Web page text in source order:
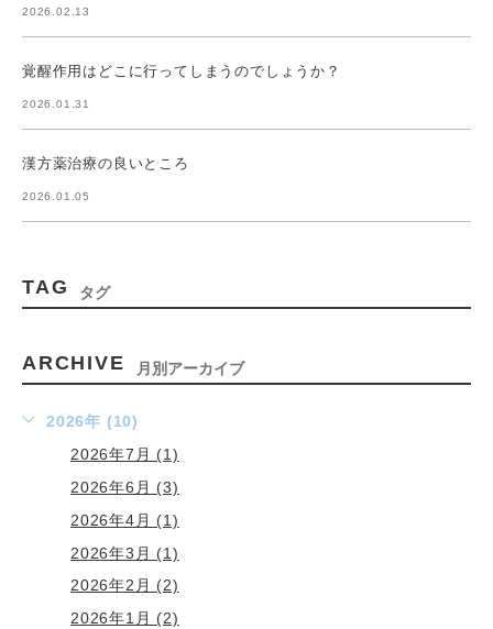
2026.02.13
覚醒作用はどこに行ってしまうのでしょうか？
2026.01.31
漢方薬治療の良いところ
2026.01.05
TAG タグ
ARCHIVE 月別アーカイブ
2026年 (10)
2026年7月 (1)
2026年6月 (3)
2026年4月 (1)
2026年3月 (1)
2026年2月 (2)
2026年1月 (2)